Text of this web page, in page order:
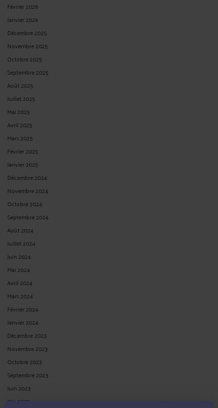
Février 2026
Janvier 2026
Décembre 2025
Novembre 2025
Octobre 2025
Septembre 2025
Août 2025
Juillet 2025
Mai 2025
Avril 2025
Mars 2025
Février 2025
Janvier 2025
Décembre 2024
Novembre 2024
Octobre 2024
Septembre 2024
Août 2024
Juillet 2024
Juin 2024
Mai 2024
Avril 2024
Mars 2024
Février 2024
Janvier 2024
Décembre 2023
Novembre 2023
Octobre 2023
Septembre 2023
Juin 2023
Mai 2023